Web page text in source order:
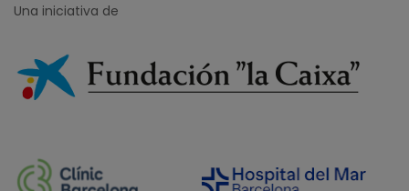
Una iniciativa de